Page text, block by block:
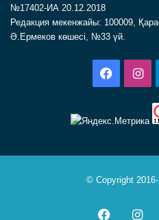
№17402-ИА 20.12.2018
Редакция мекенжайы: 100009,
Ә.Ермеков көшесі, №33 үй.
© Copyright